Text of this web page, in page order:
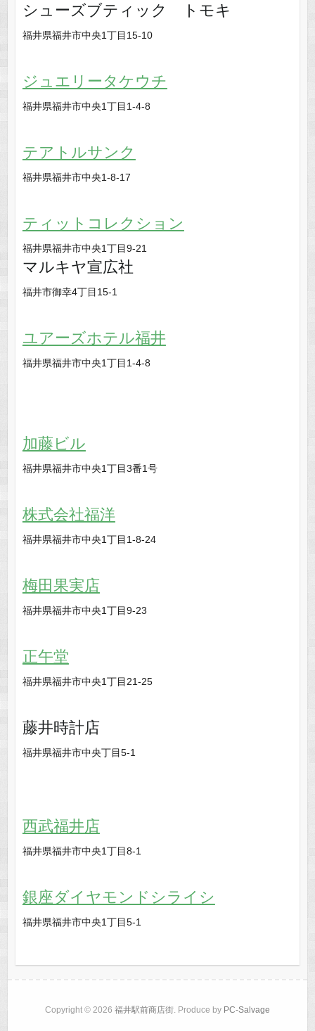
シューズブティック トモキ
福井県福井市中央1丁目15-10
ジュエリータケウチ
福井県福井市中央1丁目1-4-8
テアトルサンク
福井県福井市中央1-8-17
ティットコレクション
福井県福井市中央1丁目9-21
マルキヤ宣広社
福井市御幸4丁目15-1
ユアーズホテル福井
福井県福井市中央1丁目1-4-8
加藤ビル
福井県福井市中央1丁目3番1号
株式会社福洋
福井県福井市中央1丁目1-8-24
梅田果実店
福井県福井市中央1丁目9-23
正午堂
福井県福井市中央1丁目21-25
藤井時計店
福井県福井市中央丁目5-1
西武福井店
福井県福井市中央1丁目8-1
銀座ダイヤモンドシライシ
福井県福井市中央1丁目5-1
Copyright © 2026 福井駅前商店街. Produce by PC-Salvage